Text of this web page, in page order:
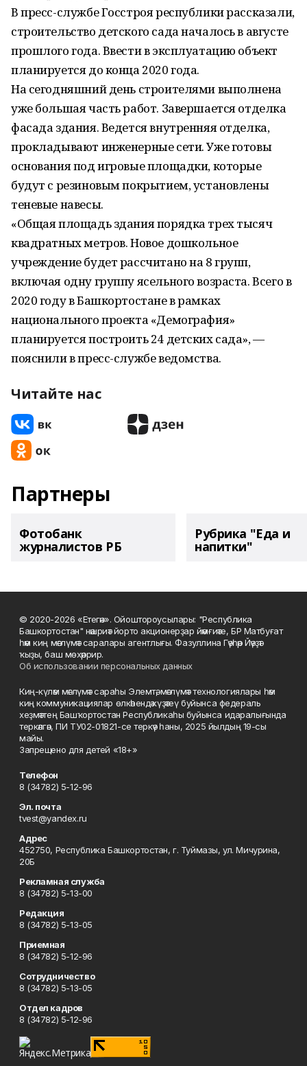
В пресс-службе Госстроя республики рассказали,
строительство детского сада началось в августе
прошлого года. Ввести в эксплуатацию объект
планируется до конца 2020 года.
На сегодняшний день строителями выполнена
уже большая часть работ. Завершается отделка
фасада здания. Ведется внутренняя отделка,
прокладывают инженерные сети. Уже готовы
основания под игровые площадки, которые
будут с резиновым покрытием, установлены
теневые навесы.
«Общая площадь здания порядка трех тысяч
квадратных метров. Новое дошкольное
учреждение будет рассчитано на 8 групп,
включая одну группу ясельного возраста. Всего в
2020 году в Башкортостане в рамках
национального проекта «Демография»
планируется построить 24 детских сада», —
пояснили в пресс-службе ведомства.
Читайте нас
Партнеры
Фотобанк
журналистов РБ
Рубрика "Еда и
напитки"
© 2020-2026 «Етегән». Ойоштороусылары: "Республика
Башкортостан" нәшриәт йорто акционерҙар йәмғиәте, БР Матбуғат
һәм киң мәғлүмәт саралары агентлығы. Фазуллина Гәүһәр Йәүҙәт
ҡыҙы, баш мөхәррир.
Об использовании персональных данных
Киң-күләм мәғлүмәт сараһы Элемтә, мәғлүмәт технологиялары һәм
киң коммуникациялар өлкәһендә күҙәтеү буйынса федераль
хеҙмәттең Башҡортостан Республикаһы буйынса идаралығында
теркәлгән, ПИ ТУ02-01821-се теркәү һаны, 2025 йылдың 19-сы
майы.
Запрещено для детей «18+»
Телефон
8 (34782) 5-12-96
Эл. почта
tvest@yandex.ru
Адрес
452750, Республика Башкортостан, г. Туймазы, ул. Мичурина,
20Б
Рекламная служба
8 (34782) 5-13-00
Редакция
8 (34782) 5-13-05
Приемная
8 (34782) 5-12-96
Сотрудничество
8 (34782) 5-13-05
Отдел кадров
8 (34782) 5-12-96